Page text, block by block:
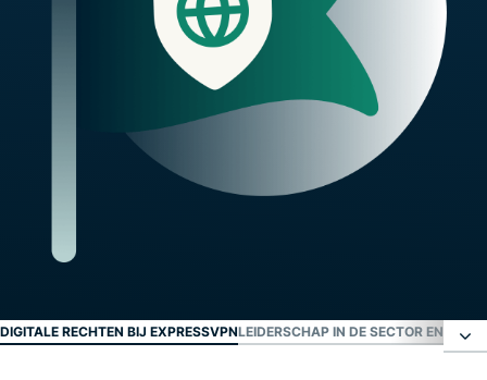
DIGITALE RECHTEN BIJ EXPRESSVPNLEIDERSCHAP IN DE SECTOR EN